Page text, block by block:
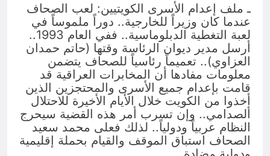
ـ ملف إعدام الأسرى الكويتيين: لعب الصحاف
عندما كان وزيراً للخارجية.. دوراً ملموساً في
لعبة التغطية الدبلوماسية.. ففي العام 1993..
أرسل مدير ديوان الرئاسة وقتها (حاتم حمدان
العزاوي).. تعميماً رئاسياً للصحاف يتضمن
معلومات مفادها أن المخابرات العراقية قد
قامت بإعدام جميع الأسرى والمحتجزين الذين
أخذوا من الكويت خلال الأيام الأخيرة للاحتلال
ألصدامي.. وإن تسرب أمر هذه القضية سيحرج
النظام عربياً ودولياً.. لذلك فعلى محمد سعيد
الصحاف استباق الموقف والقيام بحملة إقليمية